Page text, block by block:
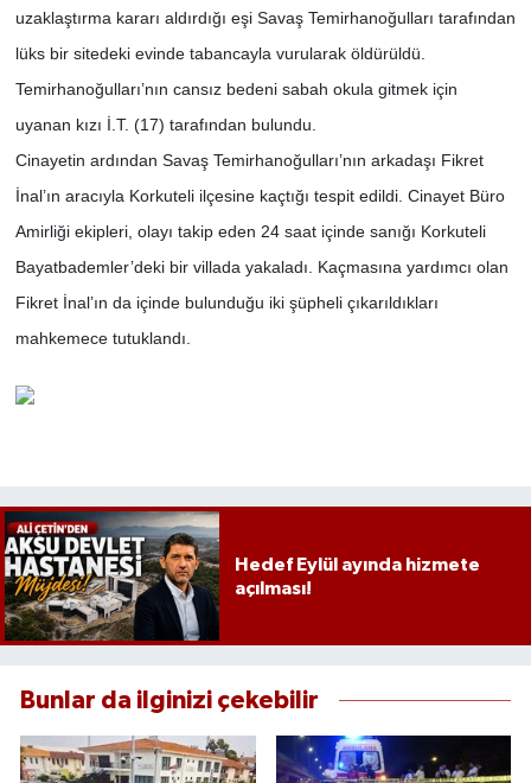
uzaklaştırma kararı aldırdığı eşi Savaş Temirhanoğulları tarafından
lüks bir sitedeki evinde tabancayla vurularak öldürüldü.
Temirhanoğulları’nın cansız bedeni sabah okula gitmek için
uyanan kızı İ.T. (17) tarafından bulundu.
Cinayetin ardından Savaş Temirhanoğulları’nın arkadaşı Fikret
İnal’ın aracıyla Korkuteli ilçesine kaçtığı tespit edildi. Cinayet Büro
Amirliği ekipleri, olayı takip eden 24 saat içinde sanığı Korkuteli
Bayatbademler’deki bir villada yakaladı. Kaçmasına yardımcı olan
Fikret İnal’ın da içinde bulunduğu iki şüpheli çıkarıldıkları
mahkemece tutuklandı.
Hedef Eylül ayında hizmete
açılması!
Bunlar da ilginizi çekebilir